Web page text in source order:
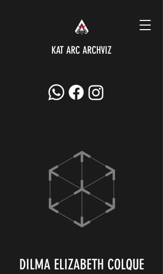
KAT ARC ARCHVIZ
DILMA ELIZABETH COLQUE